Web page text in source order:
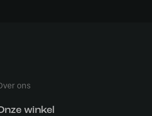
ons
winkel